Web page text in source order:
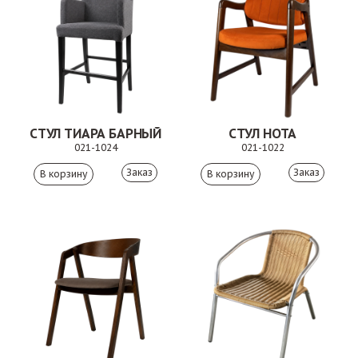
СТУЛ ТИАРА БАРНЫЙ
021-1024
Заказ
СТУЛ НОТА
021-1022
Заказ